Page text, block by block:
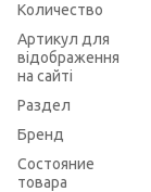
Количество
Артикул для
відображення
на сайті
Раздел
Бренд
Состояние
товара